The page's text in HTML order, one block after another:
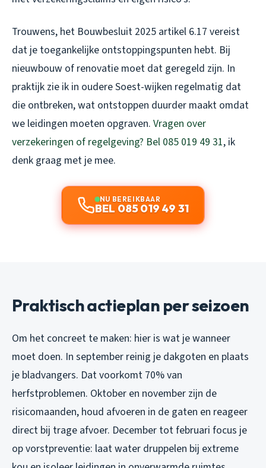
Trouwens, het Bouwbesluit 2025 artikel 6.17 vereist
dat je toegankelijke ontstoppingspunten hebt. Bij
nieuwbouw of renovatie moet dat geregeld zijn. In
praktijk zie ik in oudere Soest-wijken regelmatig dat
die ontbreken, wat ontstoppen duurder maakt omdat
we leidingen moeten opgraven. Vragen over
verzekeringen of regelgeving? Bel 085 019 49 31, ik
denk graag met je mee.
NU BEREIKBAAR
BEL 085 019 49 31
Praktisch actieplan per seizoen
Om het concreet te maken: hier is wat je wanneer
moet doen. In september reinig je dakgoten en plaats
je bladvangers. Dat voorkomt 70% van
herfstproblemen. Oktober en november zijn de
risicomaanden, houd afvoeren in de gaten en reageer
direct bij trage afvoer. December tot februari focus je
op vorstpreventie: laat water druppelen bij extreme